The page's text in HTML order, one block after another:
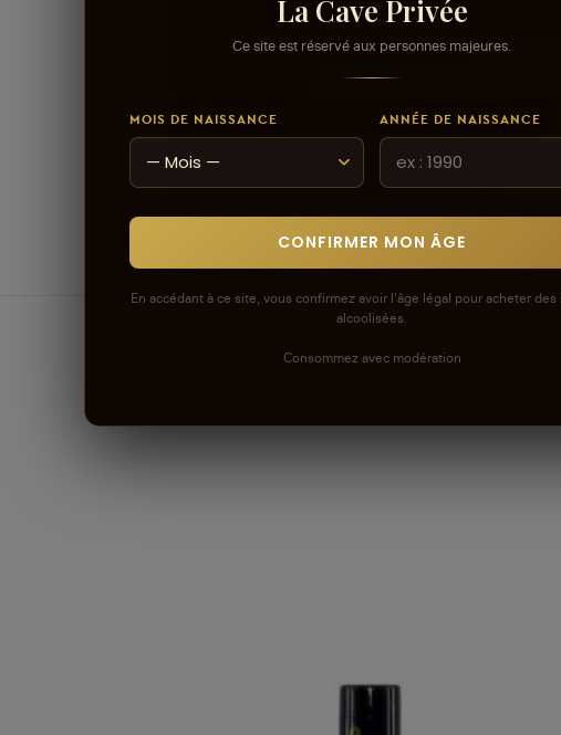
Connectez-vous pour donner votre opinion sur
ce produit ou tout autre produit dans
Les avis que vous soumettez doivent respecter
notre politique de modération.
Voir la politique de modération de la CAVE
La Cave Privée
Ce site est réservé aux personnes majeures.
MOIS DE NAISSANCE ANNÉE DE NAISSANCE
CONFIRMER MON ÂGE
En accédant à ce site, vous confirmez avoir l'âge légal pour acheter des
alcoolisées.
Consommez avec modération